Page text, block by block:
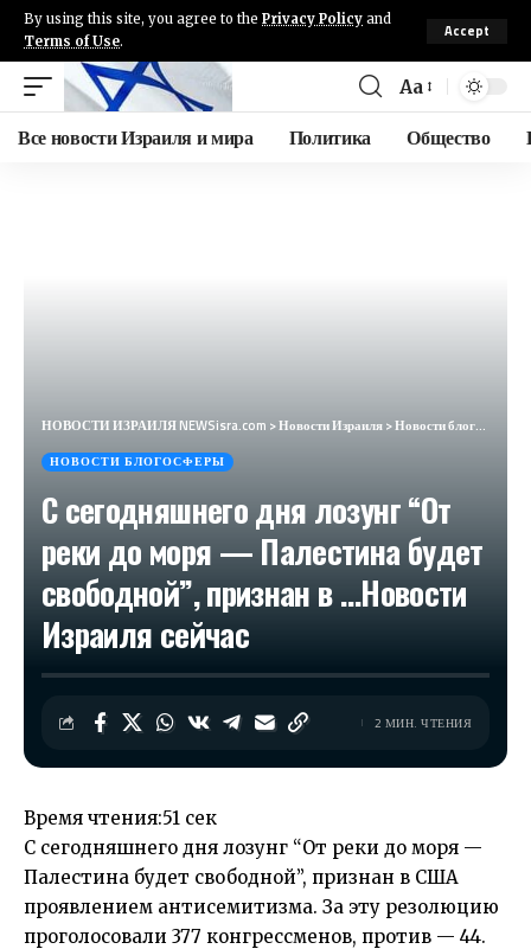
By using this site, you agree to the Privacy Policy and
Terms of Use.
Accept
Aa
Все новости Израиля и мира Политика Общество
НОВОСТИ ИЗРАИЛЯ NEWSisra.com >Новости Израиля>Новости блогосферы
НОВОСТИ БЛОГОСФЕРЫ
С сегодняшнего дня лозунг “От
реки до моря — Палестина будет
свободной”, признан в …​Новости
Израиля сейчас
2 МИН. ЧТЕНИЯ
Время чтения:51 сек
С сегодняшнего дня лозунг “От реки до моря —
Палестина будет свободной”, признан в США
проявлением антисемитизма. За эту резолюцию
проголосовали 377 конгрессменов, против — 44.